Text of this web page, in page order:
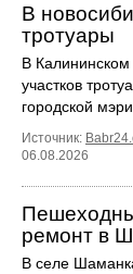
В
тротуары
В
участков
городской
Источник:
06.08.2026
ремонт в
В селе